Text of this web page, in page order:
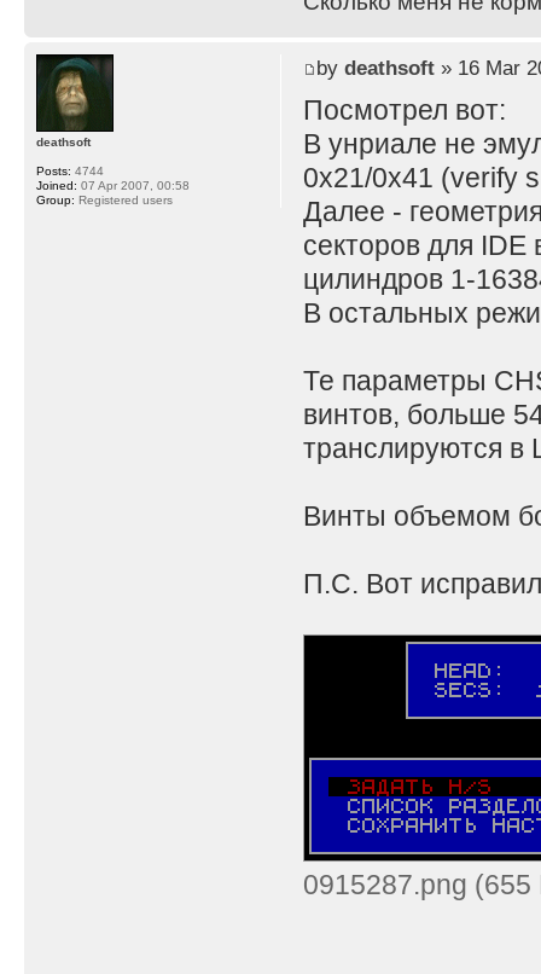
by deathsoft» 16 Mar
Посмотрел вот:
В унриале не
0x21/0x41 (verify
Далее -
секторов для IDE
цилиндров 1-
В остальных
Те параметры
винтов, больше
транслируются в
Винты объемом
П.С. Вот
0915287.png
deathsoft
Posts: 4744
Joined: 07 Apr 2007, 00:58
Group: Registered users